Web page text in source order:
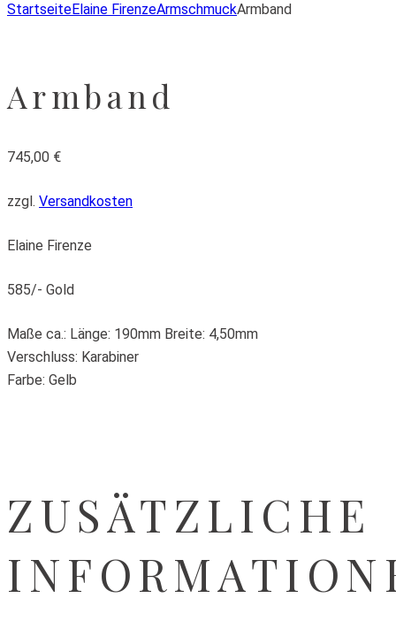
StartseiteElaine FirenzeArmschmuckArmband
Armband
745,00 €
zzgl. Versandkosten
Elaine Firenze
585/- Gold
Maße ca.: Länge: 190mm Breite: 4,50mm
Verschluss: Karabiner
Farbe: Gelb
ZUSÄTZLICHE